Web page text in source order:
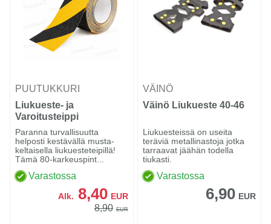
PUUTUKKURI
Liukueste- ja
Varoitusteippi
Musta/Keltainen 10cm
Paranna turvallisuutta
helposti kestävällä musta-
keltaisella liukuesteteipillä!
Tämä 80-karkeuspint...
Varastossa
Alk. 8,40 EUR
8,90 EUR
VÄINÖ
Väinö Liukueste 40-46
Liukuesteissä on useita
teräviä metallinastoja jotka
tarraavat jäähän todella
tiukasti.
Varastossa
6,90 EUR